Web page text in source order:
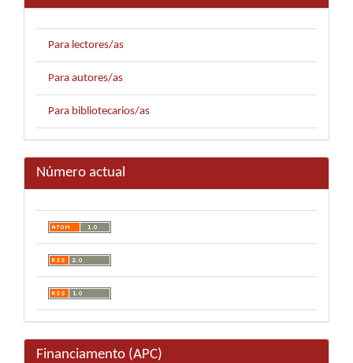
Para lectores/as
Para autores/as
Para bibliotecarios/as
Número actual
Financiamento (APC)